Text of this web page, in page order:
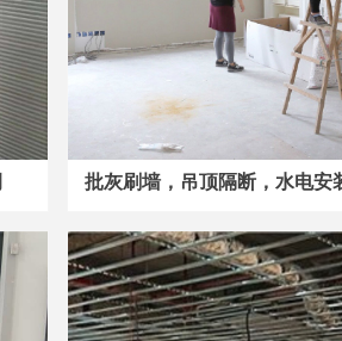
批灰刷墙，吊顶隔断，水电安